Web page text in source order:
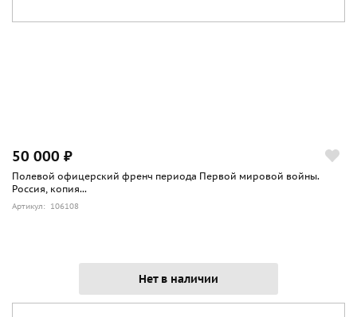
50 000 ₽
Полевой офицерский френч периода Первой мировой войны.
Россия, копия...
Артикул: 106108
Нет в наличии